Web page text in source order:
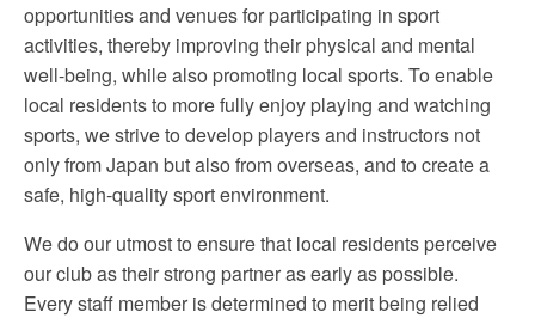
opportunities and venues for participating in sport
activities, thereby improving their physical and mental
well-being, while also promoting local sports. To enable
local residents to more fully enjoy playing and watching
sports, we strive to develop players and instructors not
only from Japan but also from overseas, and to create a
safe, high-quality sport environment.
We do our utmost to ensure that local residents perceive
our club as their strong partner as early as possible.
Every staff member is determined to merit being relied